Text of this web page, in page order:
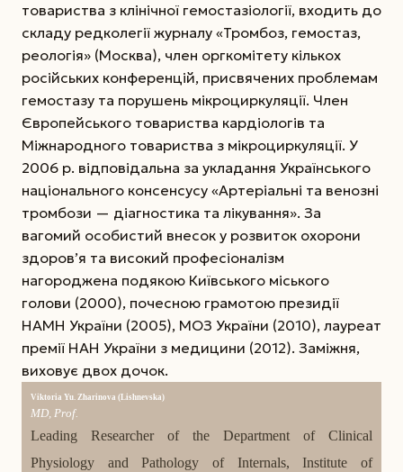
товариства з клінічної гемостазіології, входить до
складу редколегії журналу «Тромбоз, гемостаз,
реологія» (Москва), член оргкомітету кількох
російських конференцій, присвячених проблемам
гемостазу та порушень мікроциркуляції. Член
Європейського товариства кардіологів та
Міжнародного товариства з мікроциркуляції. У
2006 р. відповідальна за укладання Українського
національного консенсусу «Артеріальні та венозні
тромбози — діагностика та лікування». За
вагомий особистий внесок у розвиток охорони
здоров’я та високий професіоналізм
нагороджена подякою Київського міського
голови (2000), почесною грамотою президії
НАМН України (2005), МОЗ України (2010), лауреат
премії НАН України з медицини (2012). Заміжня,
виховує двох дочок.
Viktoria Yu. Zharinova (Lishnevska)
MD, Prof.
Leading Researcher of the Department of Clinical
Physiology and Pathology of Internals, Institute of